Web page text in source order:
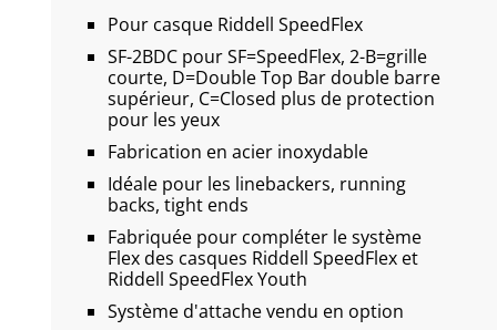
Pour casque Riddell SpeedFlex
SF-2BDC pour SF=SpeedFlex, 2-B=grille
courte, D=Double Top Bar double barre
supérieur, C=Closed plus de protection
pour les yeux
Fabrication en acier inoxydable
Idéale pour les linebackers, running
backs, tight ends
Fabriquée pour compléter le système
Flex des casques Riddell SpeedFlex et
Riddell SpeedFlex Youth
Système d'attache vendu en option